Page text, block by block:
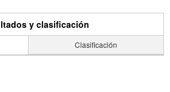
y clasificación
Clasificación